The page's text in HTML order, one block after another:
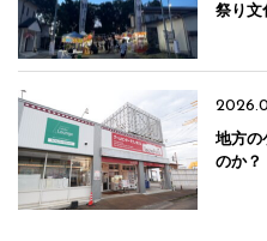
祭り文
地方の
のか？